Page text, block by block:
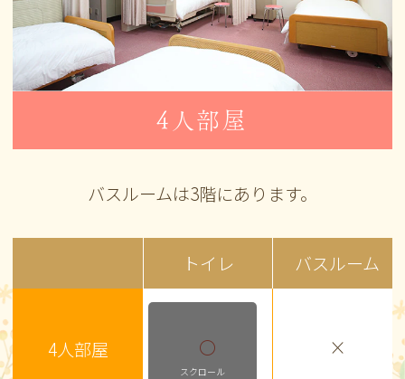
4人部屋
バスルームは3階にあります。
トイレ バスルーム
4人部屋 〇 ×
スクロール